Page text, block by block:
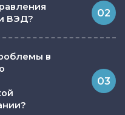
ВЭД?
02
в
03